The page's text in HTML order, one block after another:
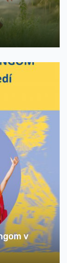
v